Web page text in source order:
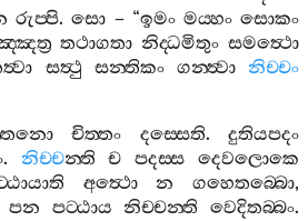
රුප‍්පි.සො – “ඉමං මය‍්හං සොකං
තථාගතා නිද‍්ධමිතුං සමත්‍ථො
සත්‍ථු සන‍්තිකං ගන‍්ත්‍වා නිච‍්චං
චිත‍්තං දස‍්සෙති.දුතියපදං
. නිච‍්චන‍්ති ච පදස‍්ස
දෙවලොකෙ
අත්‍ථො න ගහෙතබ‍්බො,
පන පට‍්ඨාය නිච‍්චන‍්ති වෙදිතබ‍්බං.